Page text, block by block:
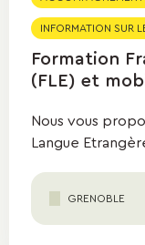
INFORMATION SUR
Formation
(FLE) et
Nous vous
Langue
GRENOBLE